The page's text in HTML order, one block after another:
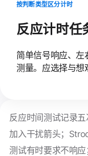
按判断类型区分计时
反应计时任
简单信号响应、左
测量。应选择与想
反应时间测试记录
加入干扰箭头；
测试有时要求不响应